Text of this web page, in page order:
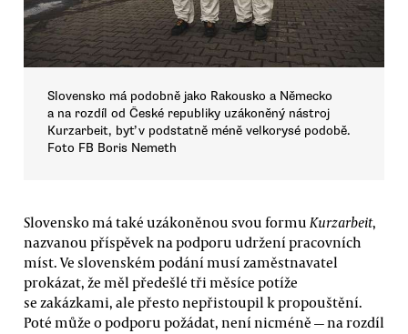
Slovensko má podobně jako Rakousko a Německo
a na rozdíl od České republiky uzákoněný nástroj
Kurzarbeit, byť v podstatně méně velkorysé podobě.
Foto FB Boris Nemeth
Slovensko má také uzákoněnou svou formu Kurzarbeit,
nazvanou příspěvek na podporu udržení pracovních
míst. Ve slovenském podání musí zaměstnavatel
prokázat, že měl předešlé tři měsíce potíže
se zakázkami, ale přesto nepřistoupil k propouštění.
Poté může o podporu požádat, není nicméně — na rozdíl